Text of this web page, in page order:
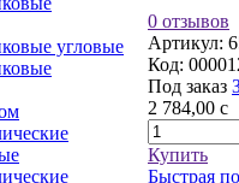
угловые
0 отзывов
Артикул:
Код:
Под заказ
2 784,00 c
Купить
Быстрая